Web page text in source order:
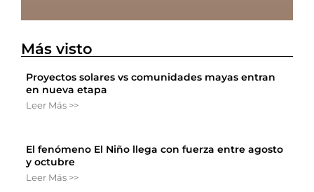
Más visto
Proyectos solares vs comunidades mayas entran
en nueva etapa
Leer Más >>
El fenómeno El Niño llega con fuerza entre agosto
y octubre
Leer Más >>